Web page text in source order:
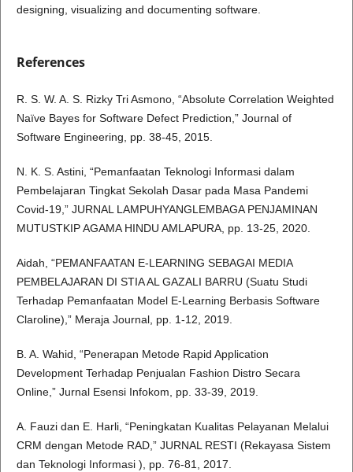
designing, visualizing and documenting software.
References
R. S. W. A. S. Rizky Tri Asmono, “Absolute Correlation Weighted
Naïve Bayes for Software Defect Prediction,” Journal of
Software Engineering, pp. 38-45, 2015.
N. K. S. Astini, “Pemanfaatan Teknologi Informasi dalam
Pembelajaran Tingkat Sekolah Dasar pada Masa Pandemi
Covid-19,” JURNAL LAMPUHYANGLEMBAGA PENJAMINAN
MUTUSTKIP AGAMA HINDU AMLAPURA, pp. 13-25, 2020.
Aidah, “PEMANFAATAN E-LEARNING SEBAGAI MEDIA
PEMBELAJARAN DI STIA AL GAZALI BARRU (Suatu Studi
Terhadap Pemanfaatan Model E-Learning Berbasis Software
Claroline),” Meraja Journal, pp. 1-12, 2019.
B. A. Wahid, “Penerapan Metode Rapid Application
Development Terhadap Penjualan Fashion Distro Secara
Online,” Jurnal Esensi Infokom, pp. 33-39, 2019.
A. Fauzi dan E. Harli, “Peningkatan Kualitas Pelayanan Melalui
CRM dengan Metode RAD,” JURNAL RESTI (Rekayasa Sistem
dan Teknologi Informasi ), pp. 76-81, 2017.